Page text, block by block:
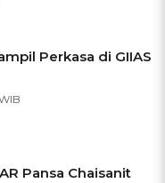
Perkasa di GIIAS
Pansa Chaisanit